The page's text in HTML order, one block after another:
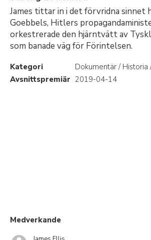
James tittar in i det förvridna sinnet
Goebbels, Hitlers
orkestrerade den hjärntvätt av
som banade väg för Förintelsen.
Kategori
Dokumentär / Historia
Avsnittspremiär 2019-04-14
Medverkande